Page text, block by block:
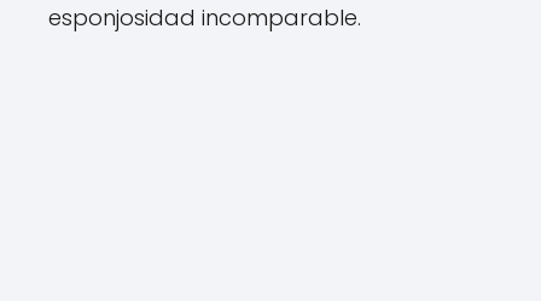
esponjosidad incomparable.